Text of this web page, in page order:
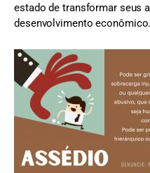
estado de transformar seus
desenvolvimento econômico.